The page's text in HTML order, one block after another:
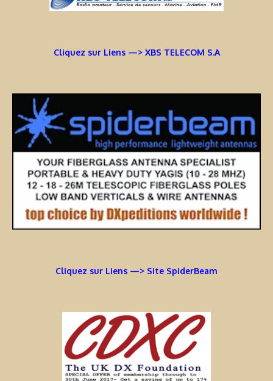
Cliquez sur Liens —> XBS TELECOM S.A
Cliquez sur Liens —> Site SpiderBeam